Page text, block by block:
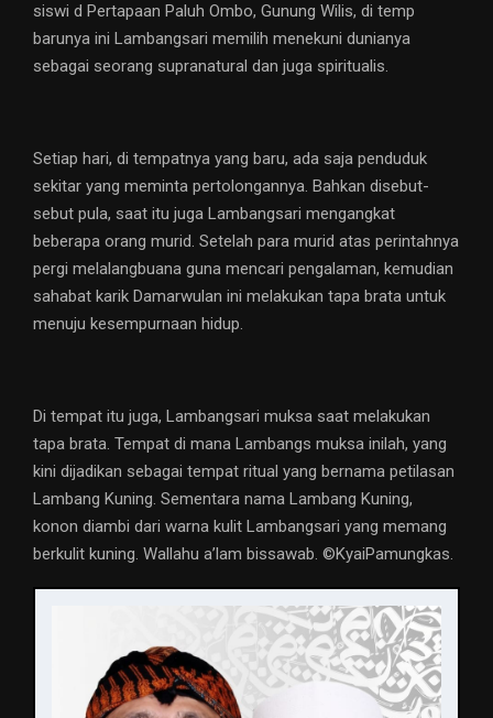
siswi d Pertapaan Paluh Ombo, Gunung Wilis, di temp
barunya ini Lambangsari memilih menekuni dunianya
sebagai seorang supranatural dan juga spiritualis.
Setiap hari, di tempatnya yang baru, ada saja penduduk
sekitar yang meminta pertolongannya. Bahkan disebut-
sebut pula, saat itu juga Lambangsari mengangkat
beberapa orang murid. Setelah para murid atas perintahnya
pergi melalangbuana guna mencari pengalaman, kemudian
sahabat karik Damarwulan ini melakukan tapa brata untuk
menuju kesempurnaan hidup.
Di tempat itu juga, Lambangsari muksa saat melakukan
tapa brata. Tempat di mana Lambangs muksa inilah, yang
kini dijadikan sebagai tempat ritual yang bernama petilasan
Lambang Kuning. Sementara nama Lambang Kuning,
konon diambi dari warna kulit Lambangsari yang memang
berkulit kuning. Wallahu a’lam bissawab. ©️KyaiPamungkas.